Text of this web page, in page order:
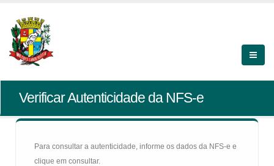
Verificar Autenticidade da NFS-e
Para consultar a autenticidade, informe os dados da NFS-e e
clique em consultar.